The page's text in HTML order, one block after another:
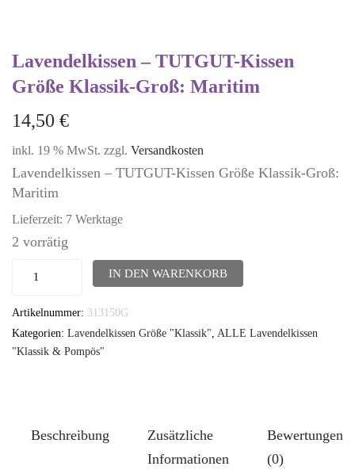
Lavendelkissen – TUTGUT-Kissen
Größe Klassik-Groß: Maritim
14,50 €
inkl. 19 % MwSt. zzgl. Versandkosten
Lavendelkissen – TUTGUT-Kissen Größe Klassik-Groß:
Maritim
Lieferzeit: 7 Werktage
2 vorrätig
Lavendelkissen
TUTGUT-
Kissen
Maritim
IN DEN WARENKORB
Artikelnummer: 313150G
Kategorien: Lavendelkissen Größe "Klassik" ALLE Lavendelkissen
"Klassik & Pompös"
Beschreibung
Zusätzliche
Informationen
Bewertungen
(0)